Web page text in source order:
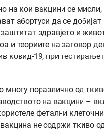
на кои вакцини се
абортуси да се
здравјето и
и теориите на заговор
ковид-19, при
многу поразлично од
на вакцини –
фетални
не содржи ткиво